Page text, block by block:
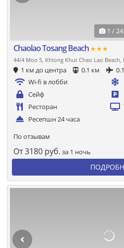
1 / 24
Chaolao Tosang Beach ★★★
44/4 Moo 5, Khlong Khut Chao Lao Beach,
1 км до центра 0.1 км
Wi-fi в лобби
Сейф
Ресторан
Ресепшн 24 часа
По отзывам
От3180 руб. за 1 ночь